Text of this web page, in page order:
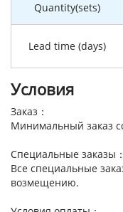
Quantity(sets)
Lead time (days)
Условия
Заказ：
Минимальный заказ
Специальные заказы：
Все специальные
возмещению.